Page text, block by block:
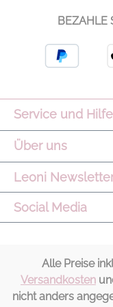
figurfreundliche
bei 30 Grad Material 99% Baumwolle,1%
BEZAHLE
Service und Hilfe
Über uns
Leoni
Social Media
Alle Preise
Versandkosten
nicht anders